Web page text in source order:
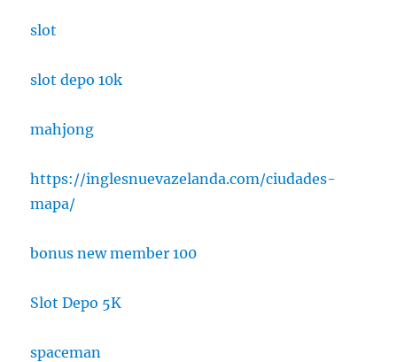
slot
slot depo 10k
mahjong
https://inglesnuevazelanda.com/ciudades-
mapa/
bonus new member 100
Slot Depo 5K
spaceman